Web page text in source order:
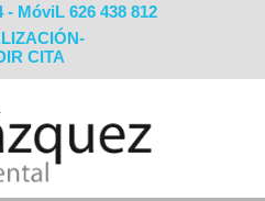
- MóviL 626 438 812
CITA